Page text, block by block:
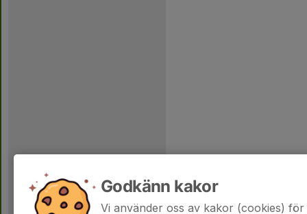
Godkänn kakor
Vi använder oss av kakor (cookies)